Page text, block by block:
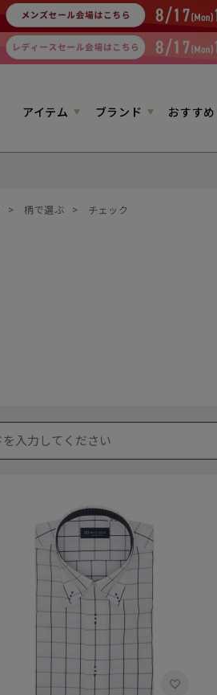
アイテム ブランド おすすめ
> 柄で選ぶ > チェック